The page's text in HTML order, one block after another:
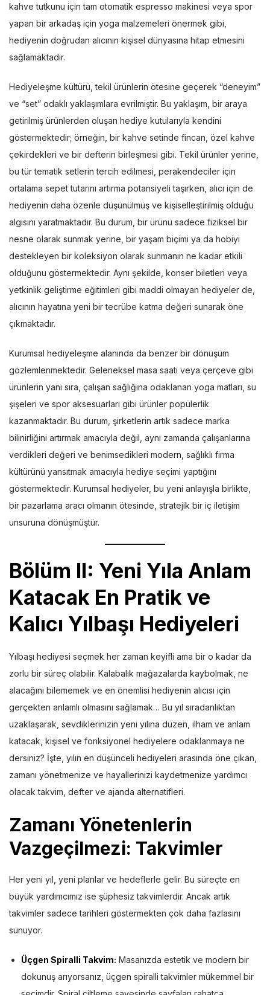
kahve tutkunu için tam otomatik espresso makinesi veya spor
yapan bir arkadaş için yoga malzemeleri önermek gibi,
hediyenin doğrudan alıcının kişisel dünyasına hitap etmesini
sağlamaktadır.
Hediyeleşme kültürü, tekil ürünlerin ötesine geçerek “deneyim”
ve “set” odaklı yaklaşımlara evrilmiştir. Bu yaklaşım, bir araya
getirilmiş ürünlerden oluşan hediye kutularıyla kendini
göstermektedir; örneğin, bir kahve setinde fincan, özel kahve
çekirdekleri ve bir defterin birleşmesi gibi. Tekil ürünler yerine,
bu tür tematik setlerin tercih edilmesi, perakendeciler için
ortalama sepet tutarını artırma potansiyeli taşırken, alıcı için de
hediyenin daha özenle düşünülmüş ve kişiselleştirilmiş olduğu
algısını yaratmaktadır. Bu durum, bir ürünü sadece fiziksel bir
nesne olarak sunmak yerine, bir yaşam biçimi ya da hobiyi
destekleyen bir koleksiyon olarak sunmanın ne kadar etkili
olduğunu göstermektedir. Aynı şekilde, konser biletleri veya
yetkinlik geliştirme eğitimleri gibi maddi olmayan hediyeler de,
alıcının hayatına yeni bir tecrübe katma değeri sunarak öne
çıkmaktadır.
Kurumsal hediyeleşme alanında da benzer bir dönüşüm
gözlemlenmektedir. Geleneksel masa saati veya çerçeve gibi
ürünlerin yanı sıra, çalışan sağlığına odaklanan yoga matları, su
şişeleri ve spor aksesuarları gibi ürünler popülerlik
kazanmaktadır. Bu durum, şirketlerin artık sadece marka
bilinirliğini artırmak amacıyla değil, aynı zamanda çalışanlarına
verdikleri değeri ve benimsedikleri modern, sağlıklı firma
kültürünü yansıtmak amacıyla hediye seçimi yaptığını
göstermektedir. Kurumsal hediyeler, bu yeni anlayışla birlikte,
bir pazarlama aracı olmanın ötesinde, stratejik bir iç iletişim
unsuruna dönüşmüştür.
Bölüm II: Yeni Yıla Anlam
Katacak En Pratik ve
Kalıcı Yılbaşı Hediyeleri
Yılbaşı hediyesi seçmek her zaman keyifli ama bir o kadar da
zorlu bir süreç olabilir. Kalabalık mağazalarda kaybolmak, ne
alacağını bilememek ve en önemlisi hediyenin alıcısı için
gerçekten anlamlı olmasını sağlamak… Bu yıl sıradanlıktan
uzaklaşarak, sevdiklerinizin yeni yılına düzen, ilham ve anlam
katacak, kişisel ve fonksiyonel hediyelere odaklanmaya ne
dersiniz? İşte, yılın en düşünceli hediyeleri arasında öne çıkan,
zamanı yönetmenize ve hayallerinizi kaydetmenize yardımcı
olacak takvim, defter ve ajanda alternatifleri.
Zamanı Yönetenlerin
Vazgeçilmezi: Takvimler
Her yeni yıl, yeni planlar ve hedeflerle gelir. Bu süreçte en
büyük yardımcımız ise şüphesiz takvimlerdir. Ancak artık
takvimler sadece tarihleri göstermekten çok daha fazlasını
sunuyor.
Üçgen Spiralli Takvim: Masanızda estetik ve modern bir
dokunuş arıyorsanız, üçgen spiralli takvimler mükemmel bir